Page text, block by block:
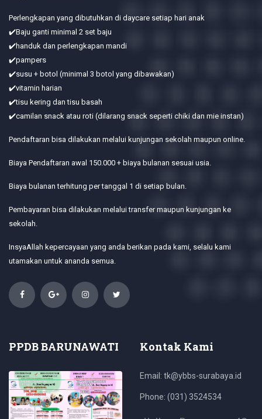
Perlengkapan yang dibutuhkan di daycare setiap hari anak
✔️Baju ganti minimal 2 set baju
✔️handuk dan perlengkapan mandi
✔️pampers
✔️susu + botol (minimal 3 botol yang dibawakan)
✔️vitamin harian
✔️tisu kering dan tisu basah
✔️camilan snack atau roti (dilarang snack seperti chiki dan mie instan)
Pendaftaran bisa dilakukan melalui kunjungan sekolah maupun online.
Biaya Pendaftaran awal 150.000 + biaya bulanan sesuai usia.
Biaya bulanan terhitung per tanggal 1 di setiap bulan.
Pembayaran bisa dilakukan melalui transfer maupun kunjungan ke
sekolah.
InsyaAllah kepercayaan yang anda berikan pada kami, selalu kami
utamakan untuk ananda semua.
PPDB BARUNAWATI Kontak Kami
Email: tk@ybbs-surabaya.id
Phone: (031) 3524534